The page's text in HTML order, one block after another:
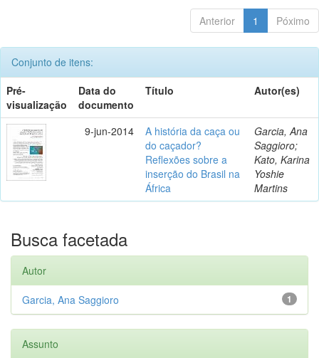
Anterior 1 Póximo
Conjunto de itens:
Pré-
visualização
Data do
documento
Título Autor(es)
9-jun-2014
A história da caça ou
do caçador?
Reflexões sobre a
inserção do Brasil na
África
Garcia, Ana
Saggioro;
Kato, Karina
Yoshie
Martins
Busca facetada
Autor
1
Garcia, Ana Saggioro
Assunto